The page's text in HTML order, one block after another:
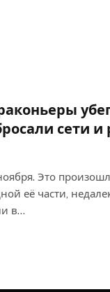
сети и
Это
её части,
в…